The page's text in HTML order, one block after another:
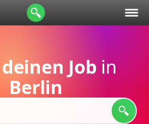
deinen Job in
Berlin